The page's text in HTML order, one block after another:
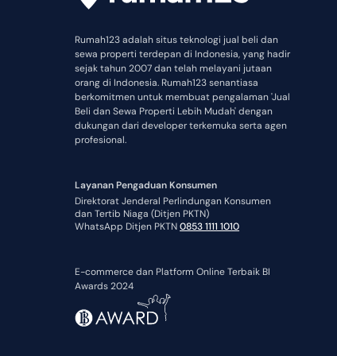
Rumah123 adalah situs teknologi jual beli dan
sewa properti terdepan di Indonesia, yang hadir
sejak tahun 2007 dan telah melayani jutaan
orang di Indonesia. Rumah123 senantiasa
berkomitmen untuk membuat pengalaman 'Jual
Beli dan Sewa Properti Lebih Mudah' dengan
dukungan dari developer terkemuka serta agen
profesional.
Layanan Pengaduan Konsumen
Direktorat Jenderal Perlindungan Konsumen
dan Tertib Niaga (Ditjen PKTN)
WhatsApp Ditjen PKTN0853 1111 1010
E-commerce dan Platform Online Terbaik BI
Awards 2024